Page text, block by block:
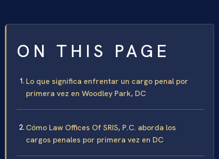
ON THIS PAGE
Lo que significa enfrentar un cargo penal por
primera vez en Woodley Park, DC
Cómo Law Offices Of SRIS, P.C. aborda los
cargos penales por primera vez en DC